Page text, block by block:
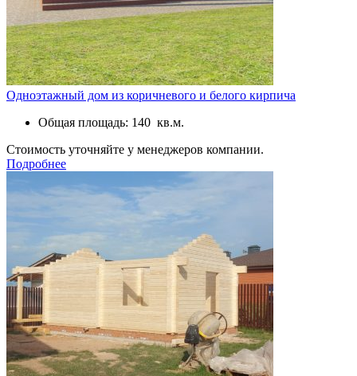
Одноэтажный дом из коричневого и белого кирпича
Общая площадь: 140 кв.м.
Стоимость уточняйте у менеджеров компании.
Подробнее